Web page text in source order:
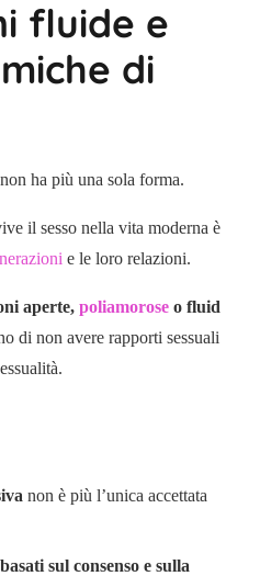
fluide e
di
ha più una sola forma.
il sesso nella vita moderna è
e le loro relazioni.
aperte, poliamorose o fluid
di non avere rapporti sessuali
non è più l’unica accettata
sul consenso e sulla